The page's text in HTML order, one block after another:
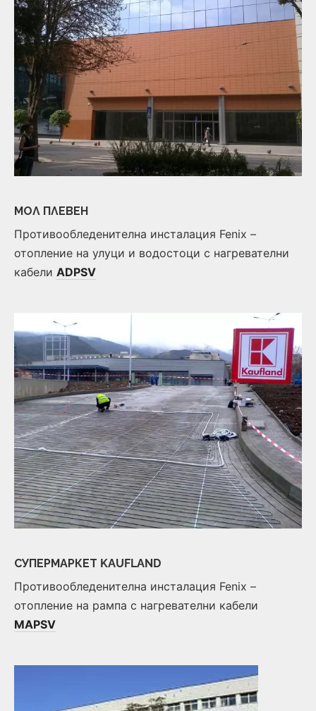
МОЛ ПЛЕВЕН
Противообледенителна инсталация Fenix –
отопление на улуци и водостоци с нагревателни
кабели ADPSV
СУПЕРМАРКЕТ KAUFLAND
Противообледенителна инсталация Fenix –
отопление на рампа с нагревателни кабели
MAPSV